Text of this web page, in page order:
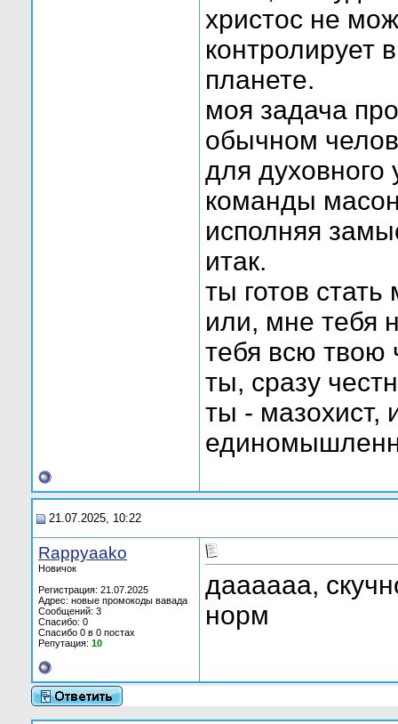
христос не
контролирует
планете.
моя задача
обычном
для духовного
команды
исполняя
итак.
ты готов
или, мне тебя
тебя всю твою
ты, сразу
ты - мазохист,
21.07.2025, 10:22
Rappyaako
Новичок
Регистрация: 21.07.2025
Адрес: новые промокоды вавада
Сообщений: 3
Спасибо: 0
Спасибо 0 в 0 постах
Репутация: 10
даааааа,
норм